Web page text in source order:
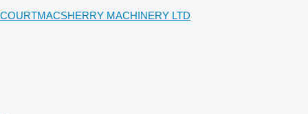
COURTMACSHERRY MACHINERY LTD